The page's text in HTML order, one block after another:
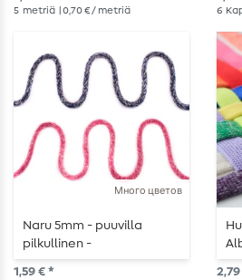
5 metriä | 0,70 € / metriä 6
Много цветов
Naru 5mm - puuvilla
pilkullinen -
metritavarana
1,59 € *